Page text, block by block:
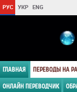
РУС УКР ENG
ГЛАВНАЯ ПЕРЕВОДЫ НА
ОНЛАЙН ПЕРЕВОДЧИК